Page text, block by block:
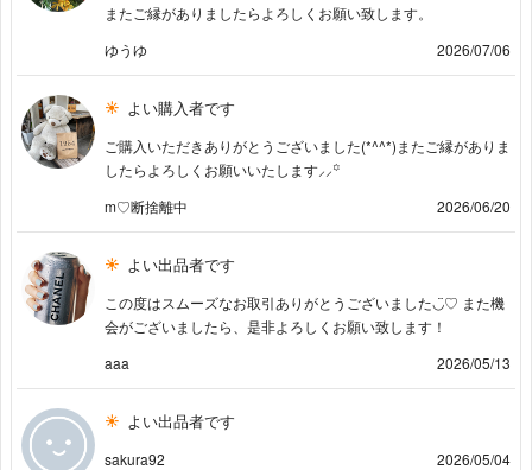
またご縁がありましたらよろしくお願い致します。
ゆうゆ
2026/07/06
よい購入者です
ご購入いただきありがとうございました(*^^*)またご縁がありま
したらよろしくお願いいたします⸝⸝꙳
m♡断捨離中
2026/06/20
よい出品者です
この度はスムーズなお取引ありがとうございました◡̈♡ また機
会がございましたら、是非よろしくお願い致します！
aaa
2026/05/13
よい出品者です
sakura92 2026/05/04